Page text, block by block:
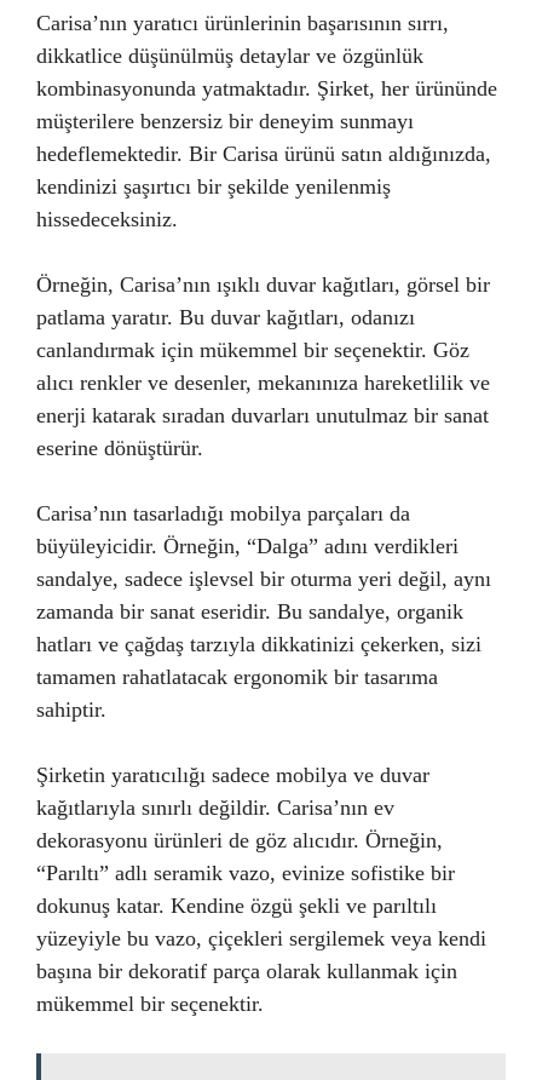
Carisa’nın yaratıcı ürünlerinin başarısının sırrı,
dikkatlice düşünülmüş detaylar ve özgünlük
kombinasyonunda yatmaktadır. Şirket, her ürününde
müşterilere benzersiz bir deneyim sunmayı
hedeflemektedir. Bir Carisa ürünü satın aldığınızda,
kendinizi şaşırtıcı bir şekilde yenilenmiş
hissedeceksiniz.
Örneğin, Carisa’nın ışıklı duvar kağıtları, görsel bir
patlama yaratır. Bu duvar kağıtları, odanızı
canlandırmak için mükemmel bir seçenektir. Göz
alıcı renkler ve desenler, mekanınıza hareketlilik ve
enerji katarak sıradan duvarları unutulmaz bir sanat
eserine dönüştürür.
Carisa’nın tasarladığı mobilya parçaları da
büyüleyicidir. Örneğin, “Dalga” adını verdikleri
sandalye, sadece işlevsel bir oturma yeri değil, aynı
zamanda bir sanat eseridir. Bu sandalye, organik
hatları ve çağdaş tarzıyla dikkatinizi çekerken, sizi
tamamen rahatlatacak ergonomik bir tasarıma
sahiptir.
Şirketin yaratıcılığı sadece mobilya ve duvar
kağıtlarıyla sınırlı değildir. Carisa’nın ev
dekorasyonu ürünleri de göz alıcıdır. Örneğin,
“Parıltı” adlı seramik vazo, evinize sofistike bir
dokunuş katar. Kendine özgü şekli ve parıltılı
yüzeyiyle bu vazo, çiçekleri sergilemek veya kendi
başına bir dekoratif parça olarak kullanmak için
mükemmel bir seçenektir.